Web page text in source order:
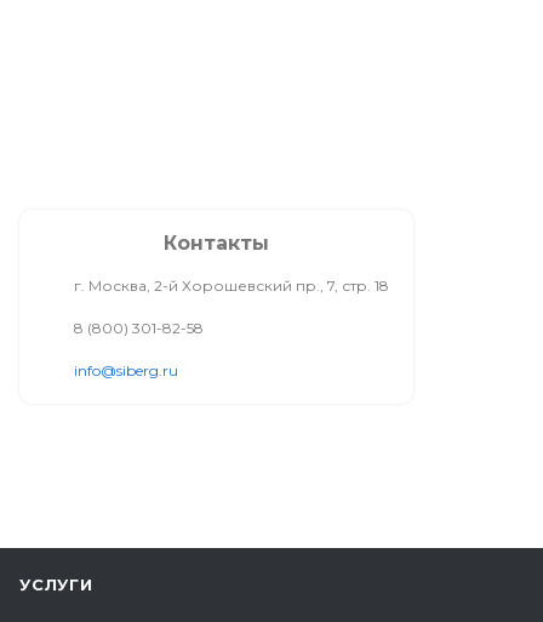
Контакты
г. Москва, 2-й Хорошевский пр., 7, стр. 18
8 (800) 301-82-58
info@siberg.ru
УСЛУГИ